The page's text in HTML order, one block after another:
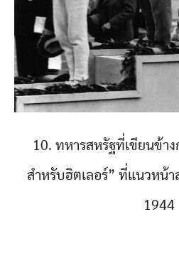
10. ทหารสหรัฐที่เขียนข้าง
สำหรับฮิตเลอร์” ที่แนวหน้า
1944